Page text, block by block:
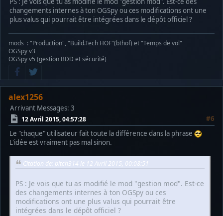
changements internes à ton OGSpy ou ces modifications ont une
plus valus qui pourrait être intégrées dans le dépôt officiel ?
mods : "Production", "Build.Tech HOF"(bthof) et "Temps de vol"
OGSpy v3
OGSpy v5 (gestion BDD et sécurité)
alex1256
Arrivant Messages: 3
12 Avril 2015, 04:57:28
#6
Le "chaque" utilisateur fait toute la différence dans la phrase
L'idée est vraiment pas mal sinon.
Citation de: pitch314 le 12 Avril 2015, 00:08:51
PS : Je vois que tu as modifié le mod "gestion mod". Est-ce
des changements internes à ton OGSpy ou ces
modifications ont une plus valus qui pourrait être
intégrées dans le dépôt officiel ?